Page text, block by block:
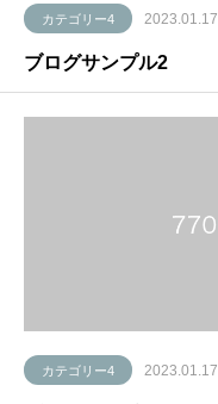
カテゴリー4 2023.01.17
ブログサンプル2
カテゴリー4 2023.01.17